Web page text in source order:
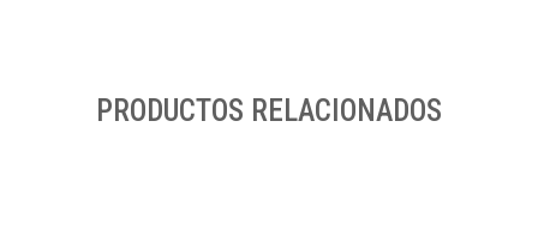
PRODUCTOS RELACIONADOS